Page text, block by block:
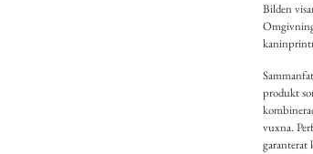
Bilden
produkt
vuxna.
garanterat